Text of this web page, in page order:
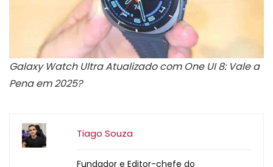
Galaxy Watch Ultra Atualizado com One UI 8: Vale a
Pena em 2025?
Tiago Souza
Fundador e Editor-chefe do